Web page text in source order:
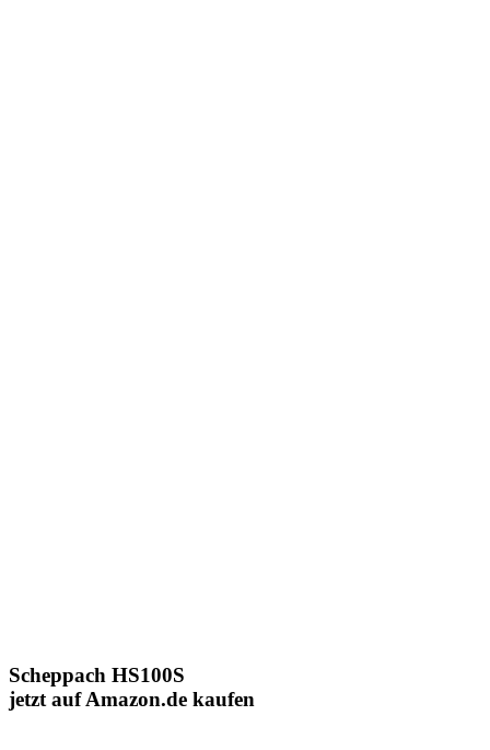
Scheppach HS100S
jetzt auf Amazon.de kaufen